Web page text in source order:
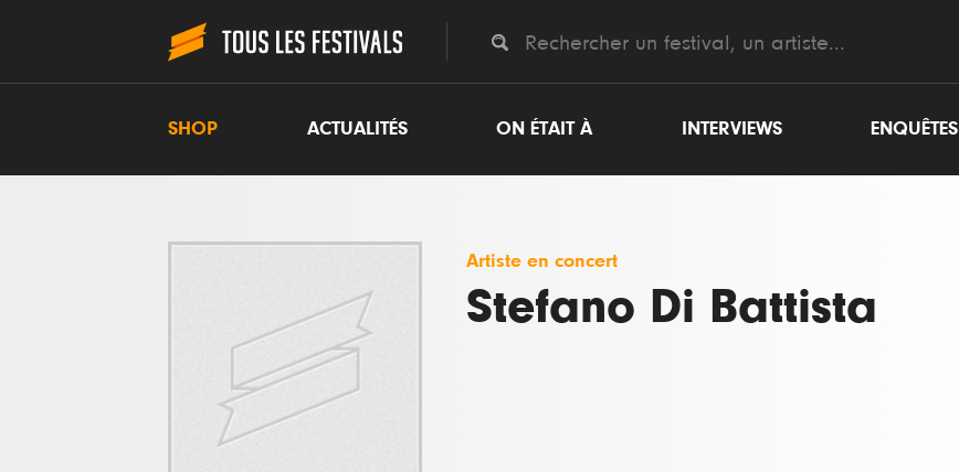
SHOP ACTUALITÉS ON ÉTAIT À INTERVIEWS ENQUÊTES
Artiste en concert
Stefano Di Battista